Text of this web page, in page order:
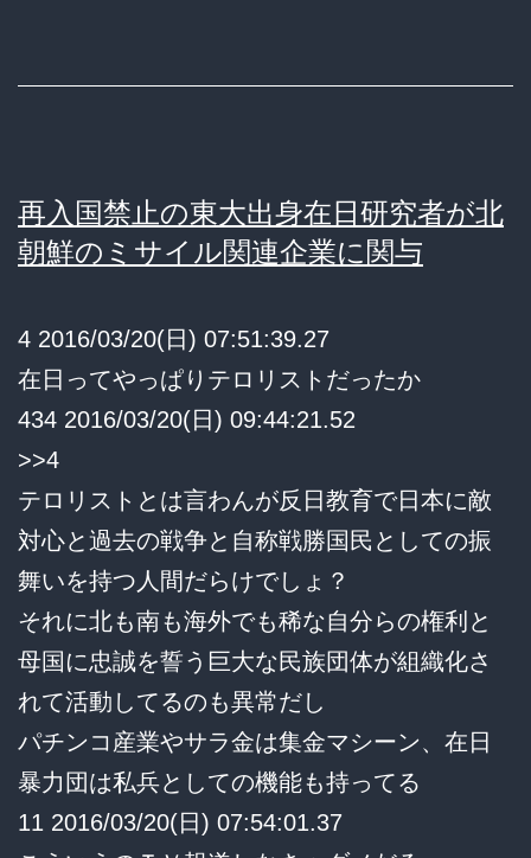
再入国禁止の東大出身在日研究者が北
朝鮮のミサイル関連企業に関与
4 2016/03/20(日) 07:51:39.27
在日ってやっぱりテロリストだったか
434 2016/03/20(日) 09:44:21.52
>>4
テロリストとは言わんが反日教育で日本に敵
対心と過去の戦争と自称戦勝国民としての振
舞いを持つ人間だらけでしょ？
それに北も南も海外でも稀な自分らの権利と
母国に忠誠を誓う巨大な民族団体が組織化さ
れて活動してるのも異常だし
パチンコ産業やサラ金は集金マシーン、在日
暴力団は私兵としての機能も持ってる
11 2016/03/20(日) 07:54:01.37